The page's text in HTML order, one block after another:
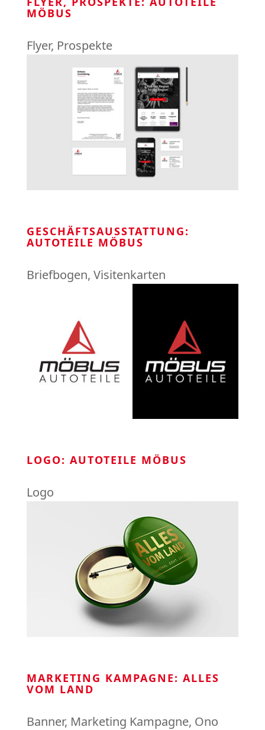
MÖBUS
Flyer, Prospekte
GESCHÄFTSAUSSTATTUNG:
AUTOTEILE MÖBUS
Briefbogen, Visitenkarten
LOGO: AUTOTEILE MÖBUS
Logo
MARKETING KAMPAGNE: ALLES
VOM LAND
Banner, Marketing Kampagne, Ono